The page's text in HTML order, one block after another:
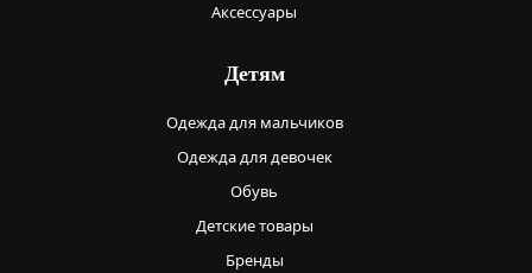
Аксессуары
Детям
Одежда для мальчиков
Одежда для девочек
Обувь
Детские товары
Бренды